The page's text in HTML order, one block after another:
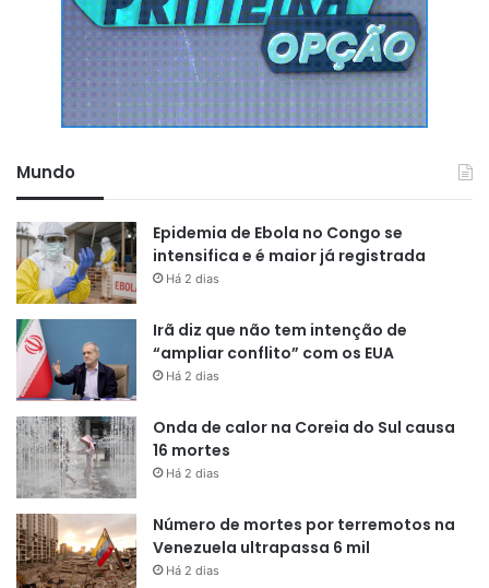
Mundo
Epidemia de Ebola no Congo se
intensifica e é maior já registrada
Há 2 dias
Irã diz que não tem intenção de
“ampliar conflito” com os EUA
Há 2 dias
Onda de calor na Coreia do Sul causa
16 mortes
Há 2 dias
Número de mortes por terremotos na
Venezuela ultrapassa 6 mil
Há 2 dias